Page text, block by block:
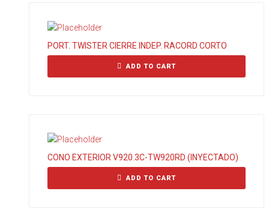
PORT. TWISTER CIERRE INDEP. RACORD CORTO
ADD TO CART
CONO EXTERIOR V920.3C-TW920RD (INYECTADO)
ADD TO CART